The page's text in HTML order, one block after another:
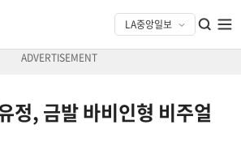
정, 금발 바비인형 비주얼